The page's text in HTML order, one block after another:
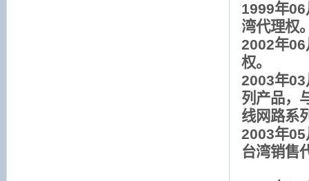
1999年
湾代理权
2002年06
权。
2003年03
列产品，
线网路系
2003年05
台湾销售